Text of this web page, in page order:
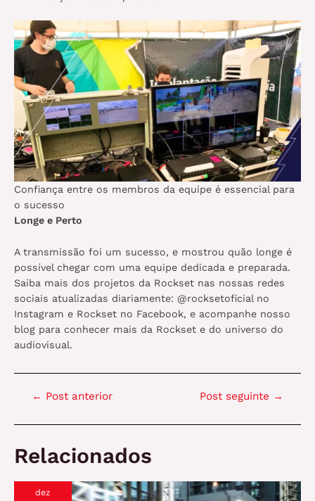
Confiança entre os membros da equipe é essencial para
o sucesso
Longe e Perto
A transmissão foi um sucesso, e mostrou quão longe é
possível chegar com uma equipe dedicada e preparada.
Saiba mais dos projetos da Rockset nas nossas redes
sociais atualizadas diariamente: @rocksetoficial no
Instagram e Rockset no Facebook, e acompanhe nosso
blog para conhecer mais da Rockset e do universo do
audiovisual.
Navegação
Post
← Post anterior Post seguinte →
Relacionados
dez